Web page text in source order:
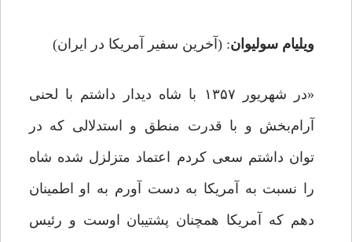
ویلیام سولیوان: (آخرین سفیر آمریکا در ایران)
«در شهریور ۱۳۵۷ با شاه دیدار داشتم با لحنی
آرام‌بخش و با قدرت منطق و استدلالی که در
توان داشتم سعی کردم اعتماد متزلزل شده شاه
را نسبت به آمریکا به دست آورم به او اطمینان
دهم که آمریکا همچنان پشتیبان اوست و رئیس